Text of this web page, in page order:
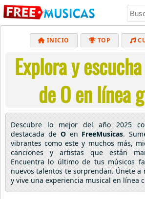
INICIO TOP
BACHATA
REGGAETON BALADAS
ELECTRÓNICA
Explora y
de O en línea
Descubre lo mejor del año 2025
destacada de Oen FreeMusicas.
vibrantes como este y muchos más,
canciones y artistas que están
Encuentra lo último de tus músicos
nuevos talentos te sorprendan. Únete a
y vive una experiencia musical en línea